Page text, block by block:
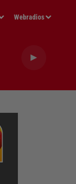
Webradios